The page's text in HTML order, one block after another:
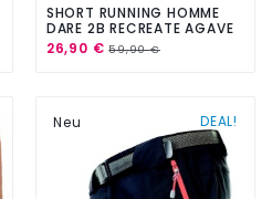
SHORT RUNNING HOMME
DARE 2B RECREATE AGAVE
26,90 €59,90 €
DEAL!
Neu